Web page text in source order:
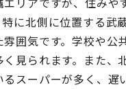
に北側に位置する武
囲気です。学校や公
く見られます。また、
るスーパーが多く、遅